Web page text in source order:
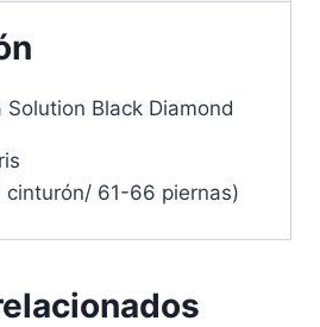
Black Diamond
cinturón/ 61-66 piernas)